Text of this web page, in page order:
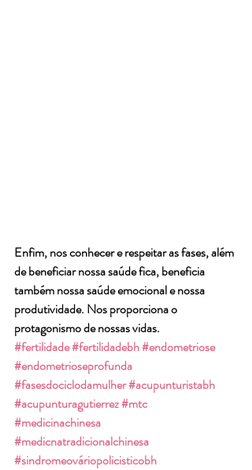
Enfim, nos conhecer e respeitar as fases, além
de beneficiar nossa saúde fica, beneficia
também nossa saúde emocional e nossa
produtividade. Nos proporciona o
protagonismo de nossas vidas.
#fertilidade#fertilidadebh#endometriose
#endometrioseprofunda
#fasesdociclodamulher#acupunturistabh
#acupunturagutierrez#mtc
#medicinachinesa
#medicnatradicionalchinesa
#sindromeováriopolicisticobh